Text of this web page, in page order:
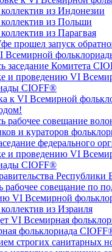
из Индонезии
из Польши
из Парагвая
прошел запуск
Всемирной
заседание Комитета
и проведению VI
CIOFF®
к VI Всемирной
рабочее совещание
и кураторов
федерального
и проведению VI
CIOFF®️
Республики
рабочее совещание по
VI Всемирной
из Израиля
VI Всемирная
фольклориада
строгих санитарных